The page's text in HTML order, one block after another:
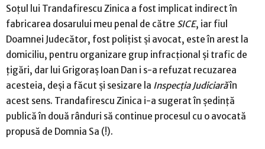
Soţul lui Trandafirescu Zinica a fost implicat indirect în
fabricarea dosarului meu penal de către SICE, iar fiul
Doamnei Judecător, fost poliţist şi avocat, este în arest la
domiciliu, pentru organizare grup infracţional şi trafic de
ţigări, dar lui Grigoraş Ioan Dan i s-a refuzat recuzarea
acesteia, deşi a făcut şi sesizare la Inspecţia Judiciarăîn
acest sens. Trandafirescu Zinica i-a sugerat în şedinţă
publică în două rânduri să continue procesul cu o avocată
propusă de Domnia Sa (!).